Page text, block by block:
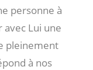
personne à
Lui une
pleinement
à nos